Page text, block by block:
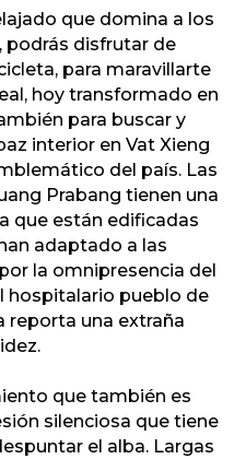
que domina a los
podrás disfrutar de
para maravillarte
hoy transformado en
para buscar y
interior en Vat Xieng
del país. Las
Prabang tienen una
que están edificadas
adaptado a las
la omnipresencia del
hospitalario pueblo de
reporta una extraña
que también es
silenciosa que tiene
el alba. Largas